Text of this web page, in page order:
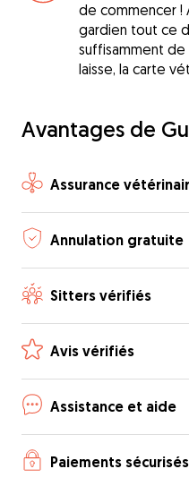
de commencer !
gardien tout ce
suffisamment de
laisse, la carte
Avantages de
Assurance
Annulation gratuite
Sitters vérifiés
Avis vérifiés
Assistance et aide
Paiements sécurisés